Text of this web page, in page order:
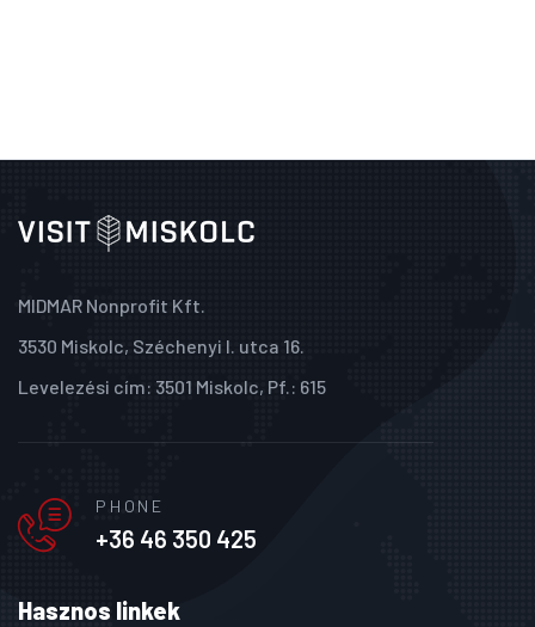
MIDMAR Nonprofit Kft.
3530 Miskolc, Széchenyi I. utca 16.
Levelezési cím: 3501 Miskolc, Pf.: 615
PHONE
+36 46 350 425
Hasznos linkek